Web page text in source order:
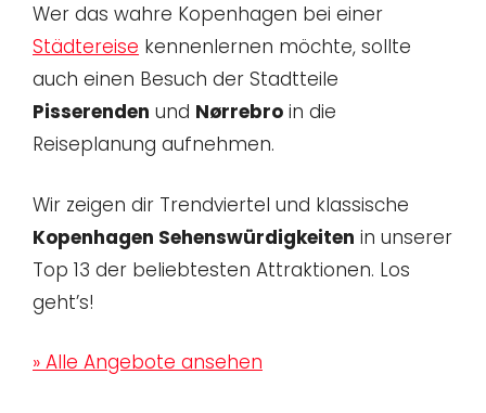
Wer das wahre Kopenhagen bei einer
Städtereise kennenlernen möchte, sollte
auch einen Besuch der Stadtteile
Pisserenden und Nørrebro in die
Reiseplanung aufnehmen.
Wir zeigen dir Trendviertel und klassische
Kopenhagen Sehenswürdigkeiten in unserer
Top 13 der beliebtesten Attraktionen. Los
geht’s!
» Alle Angebote ansehen